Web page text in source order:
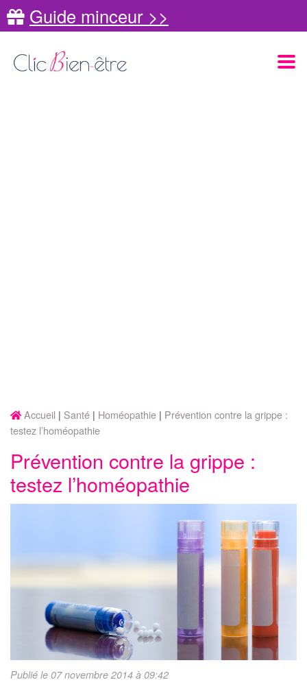
Guide minceur >>
Accueil Santé Homéopathie
Prévention contre la grippe :
testez l’homéopathie
Prévention contre la grippe :
testez l’homéopathie
Publié le 07 novembre 2014 à 09:42